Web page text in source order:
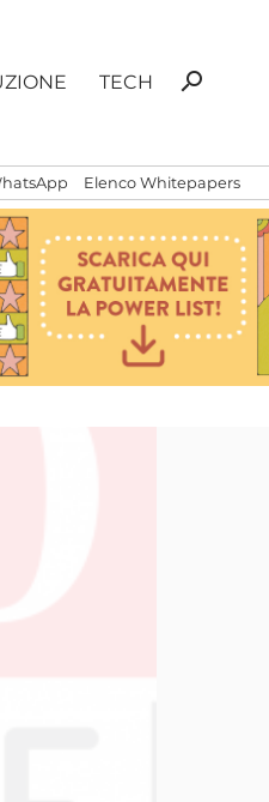
TECH
Ricerca
search
Elenco Whitepapers